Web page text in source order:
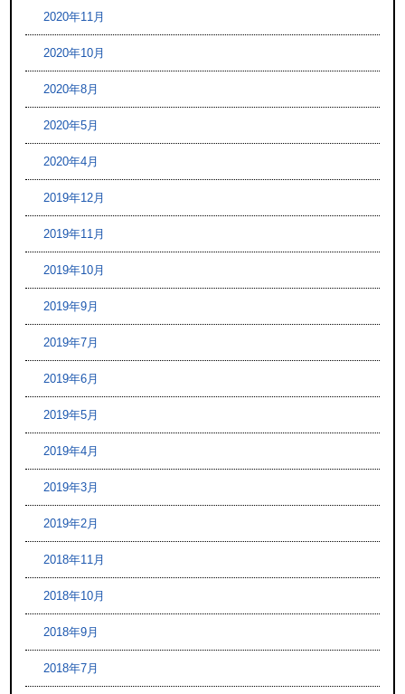
2020年11月
2020年10月
2020年8月
2020年5月
2020年4月
2019年12月
2019年11月
2019年10月
2019年9月
2019年7月
2019年6月
2019年5月
2019年4月
2019年3月
2019年2月
2018年11月
2018年10月
2018年9月
2018年7月